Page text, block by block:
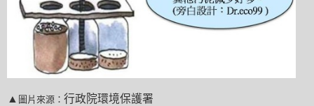
▲ 圖片來源： 行政院環境保護署